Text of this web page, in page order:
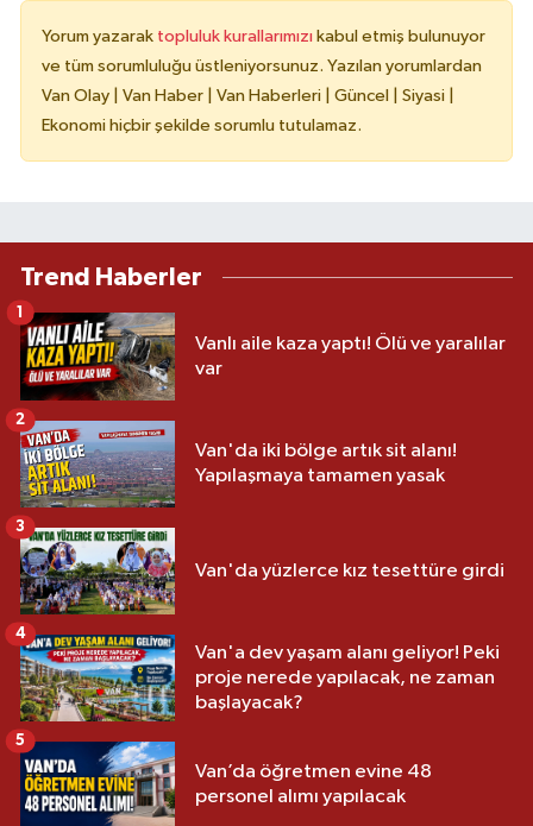
Yorum yazarak topluluk kurallarımızı kabul etmiş bulunuyor
ve tüm sorumluluğu üstleniyorsunuz. Yazılan yorumlardan
Van Olay | Van Haber | Van Haberleri | Güncel | Siyasi |
Ekonomi hiçbir şekilde sorumlu tutulamaz.
Trend Haberler
Vanlı aile kaza yaptı! Ölü ve yaralılar
var
1
Van'da iki bölge artık sit alanı!
Yapılaşmaya tamamen yasak
2
Van'da yüzlerce kız tesettüre girdi
3
Van'a dev yaşam alanı geliyor! Peki
proje nerede yapılacak, ne zaman
başlayacak?
4
Van’da öğretmen evine 48
personel alımı yapılacak
5